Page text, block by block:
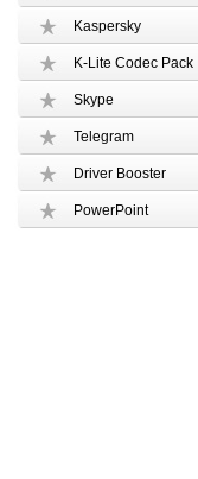
Kaspersky
K-Lite Codec Pack
Skype
Telegram
Driver Booster
PowerPoint